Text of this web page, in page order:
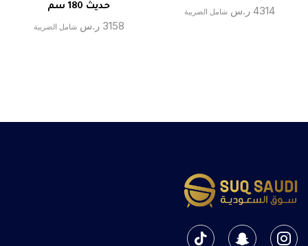
4314 ر.س شامل الضريبة
حديث 180 سم
3158 ر.س شامل الضريبة